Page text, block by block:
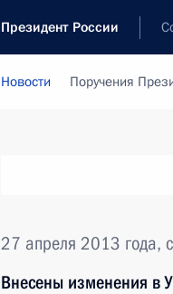
Президент России
Новости Поручения
27 апреля 2013 года,
Внесены изменения в